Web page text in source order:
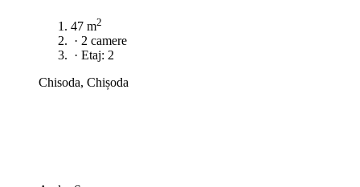
47 m2
· 2 camere
· Etaj: 2
Chisoda, Chișoda